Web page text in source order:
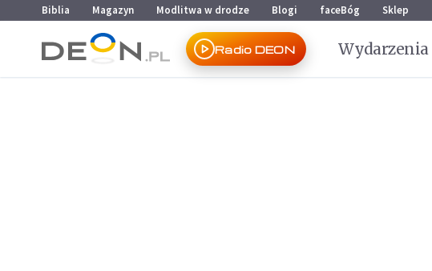
Przejdź do menu głównego
Przejdź do treści
Biblia Magazyn Modlitwa w drodze Blogi faceBóg Sklep
Radio DEON Wydarzenia